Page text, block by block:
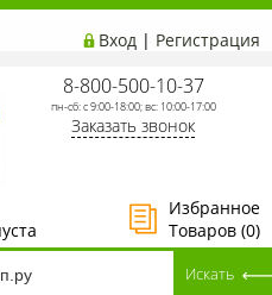
Вход | Регистрация
8-800-500-10-37
пн-сб: с 9:00-18:00; вс: 10:00-17:00
Заказать звонок
Избранное
Товаров (0)